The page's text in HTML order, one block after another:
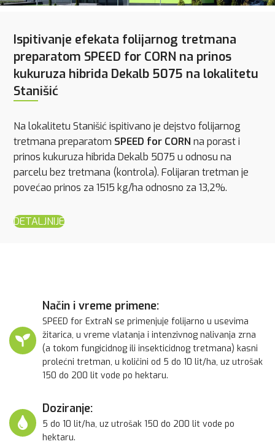
Ispitivanje efekata folijarnog tretmana
preparatom SPEED for CORN na prinos
kukuruza hibrida Dekalb 5075 na lokalitetu
Stanišić
Na lokalitetu Stanišić ispitivano je dejstvo folijarnog
tretmana preparatom SPEED for CORN na porast i
prinos kukuruza hibrida Dekalb 5075 u odnosu na
parcelu bez tretmana (kontrola). Folijaran tretman je
povećao prinos za 1515 kg/ha odnosno za 13,2%.
DETALJNIJE
Način i vreme primene:
SPEED for ExtraN se primenjuje folijarno u usevima
žitarica, u vreme vlatanja i intenzivnog nalivanja zrna
(a tokom fungicidnog ili insekticidnog tretmana) kasni
prolećni tretman, u količini od 5 do 10 lit/ha, uz utrošak
150 do 200 lit vode po hektaru.
Doziranje:
5 do 10 lit/ha, uz utrošak 150 do 200 lit vode po
hektaru.